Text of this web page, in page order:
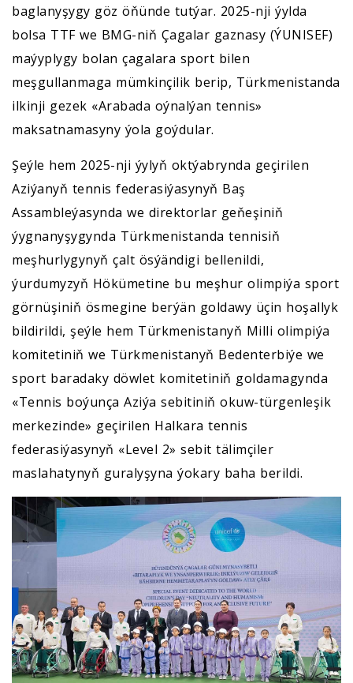
baglanyşygy göz öňünde tutýar. 2025-nji ýylda
bolsa TTF we BMG-niň Çagalar gaznasy (ÝUNISEF)
maýyplygy bolan çagalara sport bilen
meşgullanmaga mümkinçilik berip, Türkmenistanda
ilkinji gezek «Arabada oýnalýan tennis»
maksatnamasyny ýola goýdular.
Şeýle hem 2025-nji ýylyň oktýabrynda geçirilen
Aziýanyň tennis federasiýasynyň Baş
Assambleýasynda we direktorlar geňeşiniň
ýygnanyşygynda Türkmenistanda tennisiň
meşhurlygynyň çalt ösýändigi bellenildi,
ýurdumyzyň Hökümetine bu meşhur olimpiýa sport
görnüşiniň ösmegine berýän goldawy üçin hoşallyk
bildirildi, şeýle hem Türkmenistanyň Milli olimpiýa
komitetiniň we Türkmenistanyň Bedenterbiýe we
sport baradaky döwlet komitetiniň goldamagynda
«Tennis boýunça Aziýa sebitiniň okuw-türgenleşik
merkezinde» geçirilen Halkara tennis
federasiýasynyň «Level 2» sebit tälimçiler
maslahatynyň guralyşyna ýokary baha berildi.